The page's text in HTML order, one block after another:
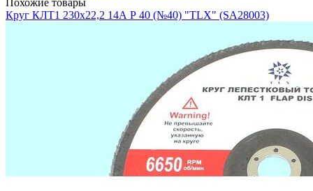
Круг КЛТ1 230х22,2 14А Р 40 (№40) "TLX" (SA28003)